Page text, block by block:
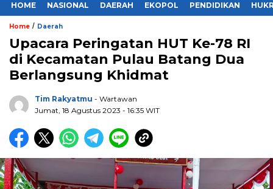
HOME NASIONAL DAERAH EKOPOL PENDIDIKAN
Home / Daerah
Upacara Peringatan HUT Ke-78 RI
di Kecamatan Pulau Batang Dua
Berlangsung Khidmat
Tim Rakyatmu - Wartawan
Jumat, 18 Agustus 2023 - 16:35 WIT